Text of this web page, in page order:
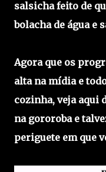
salsicha feito de
bolacha de água e
Agora que os
alta na mídia e
cozinha, veja aqui
na gororoba e
periguete em que